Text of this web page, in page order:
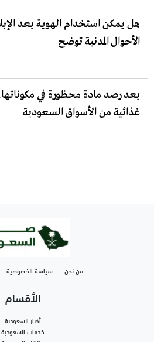
هل يمكن استخدام الهوية بعد
الأحوال المدنية توضح
غذائية من الأسواق السعودية
من نحن سياسة الخصوصية
الأقسام
أخبار السعودية
خدمات السعودية